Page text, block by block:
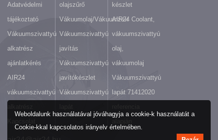
Adatvédelmi
tájékoztató
Vákuumszivattyú
alkatrész
ajánlatkérés
AIR24
vákuumszivattyú
olajszűrő
Vákuumolaj/Vákuumzsír
Vákuumszivattyú
javítás
Vákuumszivattyú
javítókészlet
Vákuumszivattyú
készlet
AIR24 Coolant,
vákuumszivattyú
olaj,
vákuumolaj
Vákuumszivattyú
lapát 71412020
Weboldalunk használatával jóváhagyja a cookie-k használatát a
Cookie-kkal kapcsolatos irányelv értelmében.